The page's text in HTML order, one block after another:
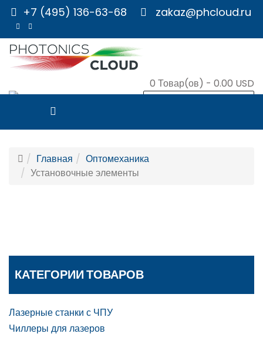
+7 (495) 136-63-68 zakaz@phcloud.ru
0 Товар(ов) - 0.00 USD
Главная
Оптомеханика
Установочные элементы
КАТЕГОРИИ ТОВАРОВ
Лазерные станки с ЧПУ
Чиллеры для лазеров